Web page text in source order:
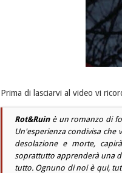
Prima di lasciarvi al video vi
Rot&Ruinè un romanzo di
Un'esperienza condivisa che
desolazione e morte,
soprattutto apprenderà una
tutto. Ognuno di noi è qui,